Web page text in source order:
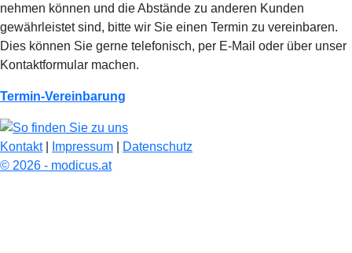
nehmen können und die Abstände zu anderen Kunden
gewährleistet sind, bitte wir Sie einen Termin zu vereinbaren.
Dies können Sie gerne telefonisch, per E-Mail oder über unser
Kontaktformular machen.
Termin-Vereinbarung
Kontakt| Impressum
Datenschutz
© 2026 - modicus.at